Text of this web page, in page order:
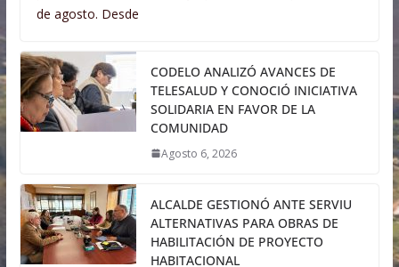
de agosto. Desde
CODELO ANALIZÓ AVANCES DE
TELESALUD Y CONOCIÓ INICIATIVA
SOLIDARIA EN FAVOR DE LA
COMUNIDAD
Agosto 6, 2026
ALCALDE GESTIONÓ ANTE SERVIU
ALTERNATIVAS PARA OBRAS DE
HABILITACIÓN DE PROYECTO
HABITACIONAL